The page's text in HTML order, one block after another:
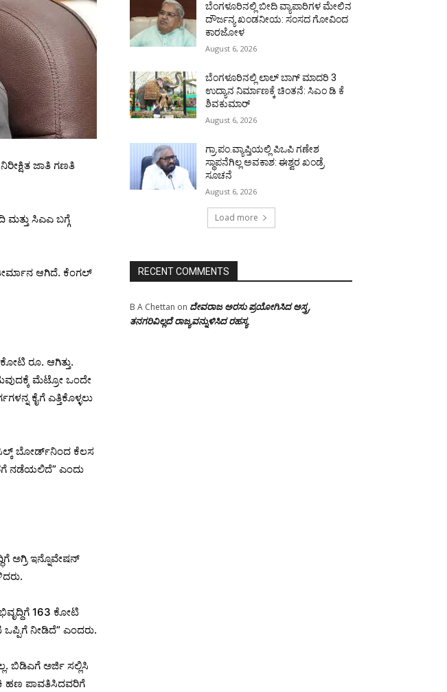
ಜಾತಿ ಗಣತಿ
ಸಿಎಎ ಬಗ್ಗೆ
ಆಗಿದೆ. ಕೆಂಗಲ್
ರೂ. ಆಗಿತ್ತು.
ಮೆಟ್ರೋ ಒಂದೇ
ಕೈಗೆ ಎತ್ತಿಕೊಳ್ಳಲು
ಸಿಲ್ಕ್ ಬೋರ್ಡ್​​ನಿಂದ ಕೆಲಸ
ನಡೆಯಲಿದೆ” ಎಂದು
ಅಗ್ರಿ‌ ಇನ್ನೊವೇಷನ್
163 ಕೋಟಿ
ನೀಡಿದೆ” ಎಂದರು.
ಬಿಡಿಎಗೆ ಅರ್ಜಿ ಸಲ್ಲಿಸಿ
ಹಣ ಪಾವತಿಸಿದವರಿಗೆ
ಬೆಂಗಳೂರಿನಲ್ಲಿ ಬೀದಿ ವ್ಯಾಪಾರಿಗಳ ಮೇಲಿನ
ದೌರ್ಜನ್ಯ ಖಂಡನೀಯ: ಸಂಸದ ಗೋವಿಂದ
ಕಾರಜೋಳ
August 6, 2026
ಬೆಂಗಳೂರಿನಲ್ಲಿ ಲಾಲ್ ಬಾಗ್ ಮಾದರಿ 3
ಉದ್ಯಾನ ನಿರ್ಮಾಣಕ್ಕೆ ಚಿಂತನೆ: ಸಿಎಂ ಡಿ ಕೆ
ಶಿವಕುಮಾರ್
August 6, 2026
ಗ್ರಾ.ಪಂ.ವ್ಯಾಪ್ತಿಯಲ್ಲಿ ಪಿಒಪಿ ಗಣೇಶ
ಸ್ಥಾಪನೆಗಿಲ್ಲ ಅವಕಾಶ: ಈಶ್ವರ ಖಂಡ್ರೆ
ಸೂಚನೆ
August 6, 2026
Load more
RECENT COMMENTS
B A Chettan on ದೇವರಾಜ ಅರಸು ಪ್ರಯೋಗಿಸಿದ ಅಸ್ತ್ರ,
ತನಗರಿವಿಲ್ಲದೆ ರಾಜ್ಯವನ್ನುಳಿಸಿದ ರಹಸ್ಯ